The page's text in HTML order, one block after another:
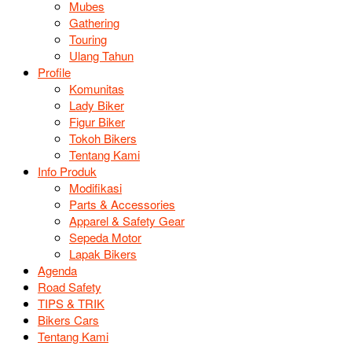
Mubes
Gathering
Touring
Ulang Tahun
Profile
Komunitas
Lady Biker
Figur Biker
Tokoh Bikers
Tentang Kami
Info Produk
Modifikasi
Parts & Accessories
Apparel & Safety Gear
Sepeda Motor
Lapak Bikers
Agenda
Road Safety
TIPS & TRIK
Bikers Cars
Tentang Kami